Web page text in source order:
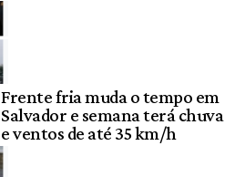
Frente fria muda o tempo em
Salvador e semana terá chuva
e ventos de até 35 km/h